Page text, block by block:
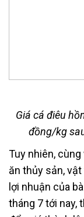
Giá cá điêu
đồng/kg
Tuy nhiên,
ăn thủy sản,
lợi nhuận của
tháng 7 tới nay,